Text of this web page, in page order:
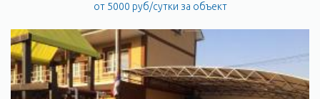
от 5000 руб/сутки за объект